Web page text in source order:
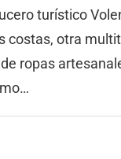
turístico
costas, otra
ropas